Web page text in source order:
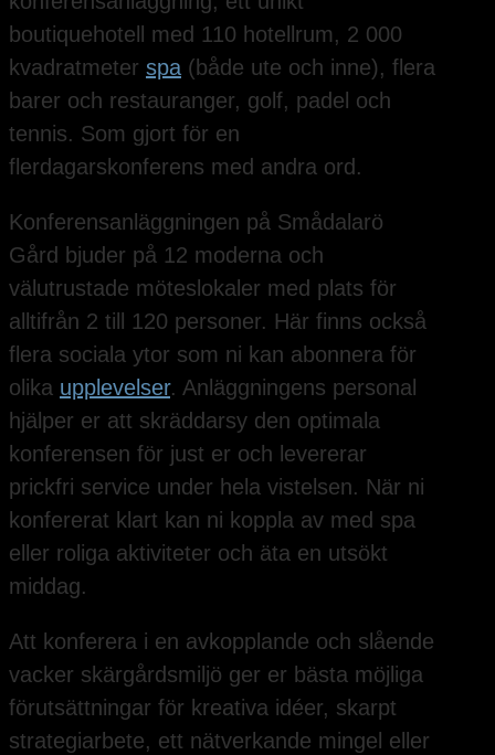
boutiquehotell med 110 hotellrum, 2 000
kvadratmeter spa (både ute och inne), flera
barer och restauranger, golf, padel och
tennis. Som gjort för en
flerdagarskonferens med andra ord.
Konferensanläggningen på Smådalarö
Gård bjuder på 12 moderna och
välutrustade möteslokaler med plats för
alltifrån 2 till 120 personer. Här finns också
flera sociala ytor som ni kan abonnera för
olika upplevelser. Anläggningens personal
hjälper er att skräddarsy den optimala
konferensen för just er och levererar
prickfri service under hela vistelsen. När ni
konfererat klart kan ni koppla av med spa
eller roliga aktiviteter och äta en utsökt
middag.
Att konferera i en avkopplande och slående
vacker skärgårdsmiljö ger er bästa möjliga
förutsättningar för kreativa idéer, skarpt
strategiarbete, ett nätverkande mingel eller